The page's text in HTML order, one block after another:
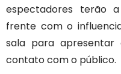
espectadores terão
frente com o
sala para
contato com o público.